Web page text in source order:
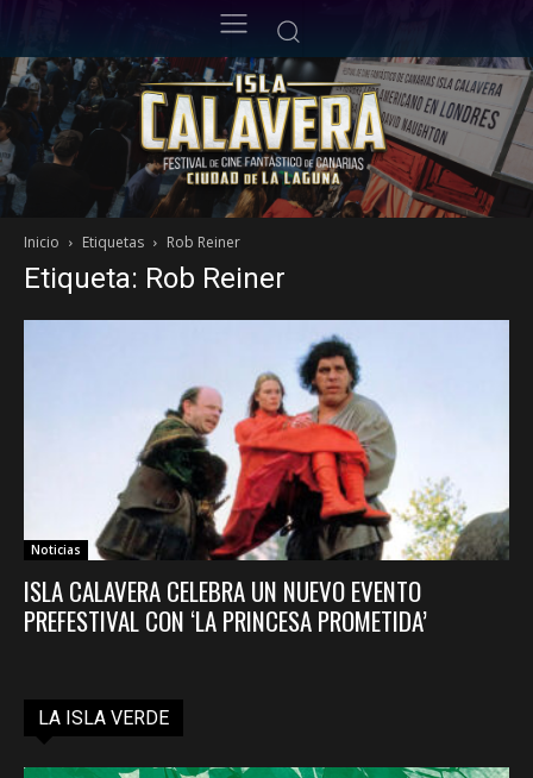
Inicio Etiquetas Rob Reiner
Etiqueta: Rob Reiner
Noticias
ISLA CALAVERA CELEBRA UN NUEVO EVENTO
PREFESTIVAL CON ‘LA PRINCESA PROMETIDA’
LA ISLA VERDE